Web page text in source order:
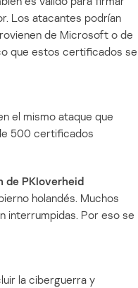
Los atacantes podrían
de Microsoft o de
que estos certificados se
el mismo ataque que
500 certificados
de PKIoverheid
holandés. Muchos
interrumpidas. Por eso se
la ciberguerra y